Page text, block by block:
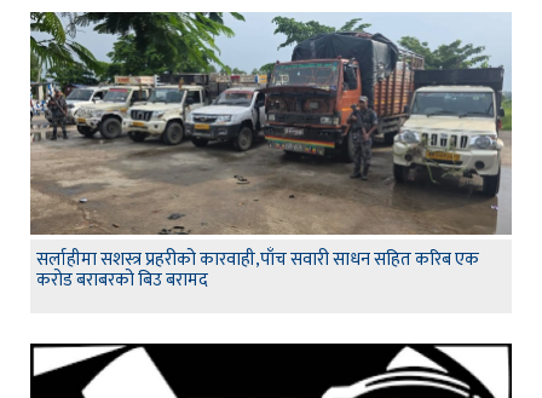
सर्लाहीमा सशस्त्र प्रहरीको कारवाही,पाँच सवारी साधन सहित करिब एक
करोड बराबरको बिउ बरामद